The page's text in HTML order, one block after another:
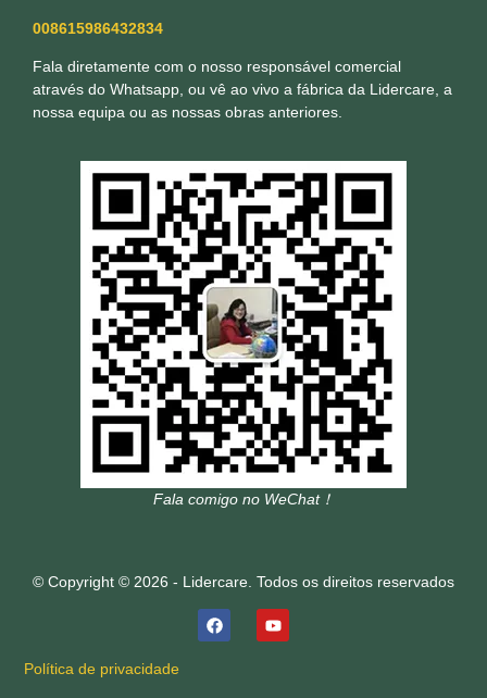
008615986432834
Fala diretamente com o nosso responsável comercial
através do Whatsapp, ou vê ao vivo a fábrica da Lidercare, a
nossa equipa ou as nossas obras anteriores.
Fala comigo no WeChat！
© Copyright © 2026 - Lidercare. Todos os direitos reservados
Política de privacidade